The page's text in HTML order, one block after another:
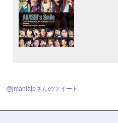
@jmaniajpさんのツイート